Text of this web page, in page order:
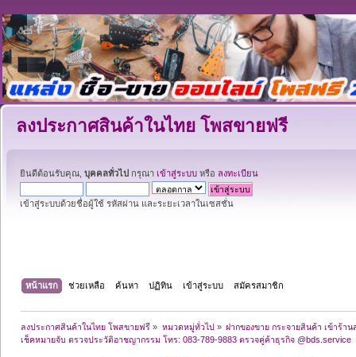
ลงประกาศสินค้าในไทย โพสขายฟรี
ยินดีต้อนรับคุณ, บุคคลทั่วไป กรุณา เข้าสู่ระบบ หรือ ลงทะเบียน
เข้าสู่ระบบด้วยชื่อผู้ใช้ รหัสผ่าน และระยะเวลาในเซสชั่น
หน้าแรก ช่วยเหลือ ค้นหา ปฏิทิน เข้าสู่ระบบ สมัครสมาชิก
ลงประกาศสินค้าในไทย โพสขายฟรี » หมวดหมู่ทั่วไป» ฝากของขาย กระจายสินค้า เข้าร้า
เช็คหมายจับ ตรวจประวัติอาชญากรรม โทร: 083-789-9883 ตรวจคู่ค้าธุรกิจ @bds.service